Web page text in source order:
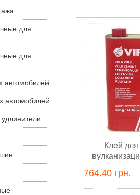
для
для
автомобилей
автомобилей
Клей для
764.40 грн.